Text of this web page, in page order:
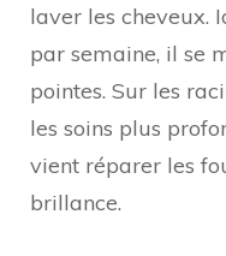
laver les cheveux.
par semaine, il se
pointes. Sur les
les soins plus
vient réparer les
brillance.